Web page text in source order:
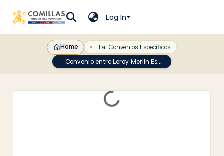
Log In
Home
II.a. Convenios Específicos
Convenio entre Leroy Merlin España S.L.U. y la Universidad Pontificia Comillas para la colaboración en el Proyecto Fin de Máster del Máster Universitario en Recursos Humanos, organizado conjuntamente por la Facultad de Ciencias Humanas y Sociales e ICADE Business School
Loading...